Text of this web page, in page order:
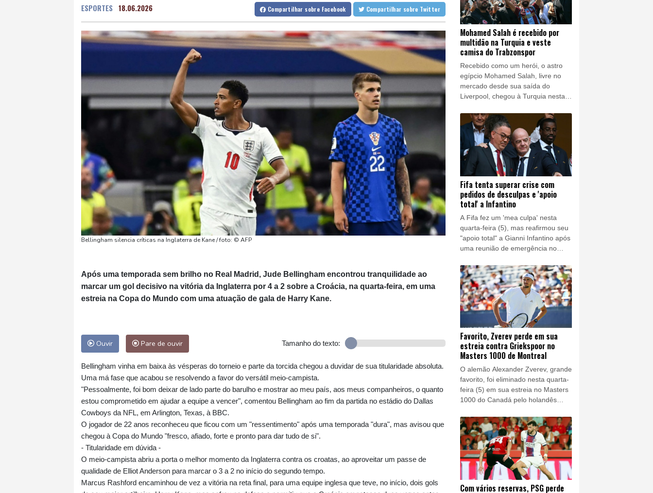
Filhote de hipopótamo da colônia de Escobar morre após ser resgatado na Colômbia
Parte de um foguete da SpaceX colidiu com a Lua, segundo cientistas
Chega ao fim erupção do Vulcão de Fogo na Guatemala, após evacuação em massa
ESPORTES 18.06.2026 Compartilhar sobre Facebook Compartilhar sobre Twitter
Bellingham silencia críticas na Inglaterra de Kane / foto: © AFP
Após uma temporada sem brilho no Real Madrid, Jude Bellingham encontrou tranquilidade ao
marcar um gol decisivo na vitória da Inglaterra por 4 a 2 sobre a Croácia, na quarta-feira, em uma
estreia na Copa do Mundo com uma atuação de gala de Harry Kane.
Ouvir Pare de ouvir Tamanho do texto:
Bellingham vinha em baixa às vésperas do torneio e parte da torcida chegou a duvidar de sua titularidade absoluta.
Uma má fase que acabou se resolvendo a favor do versátil meio-campista.
"Pessoalmente, foi bom deixar de lado parte do barulho e mostrar ao meu país, aos meus companheiros, o quanto
estou comprometido em ajudar a equipe a vencer", comentou Bellingham ao fim da partida no estádio do Dallas
Cowboys da NFL, em Arlington, Texas, à BBC.
O jogador de 22 anos reconheceu que ficou com um "ressentimento" após uma temporada "dura", mas avisou que
chegou à Copa do Mundo "fresco, afiado, forte e pronto para dar tudo de si".
- Titularidade em dúvida -
O meio-campista abriu a porta o melhor momento da Inglaterra contra os croatas, ao aproveitar um passe de
qualidade de Elliot Anderson para marcar o 3 a 2 no início do segundo tempo.
Marcus Rashford encaminhou de vez a vitória na reta final, para uma equipe inglesa que teve, no início, dois gols
Mohamed Salah é recebido por
multidão na Turquia e veste
camisa do Trabzonspor
Recebido como um herói, o astro
egípcio Mohamed Salah, livre no
mercado desde sua saída do
Liverpool, chegou à Turquia nesta
Trabzonspor, que o convenceu
oferecendo um contrato de quase
20 milhões de dólares por
temporada (cerca de R$ 103
milhões na cotação atual).
Fifa tenta superar crise com
pedidos de desculpas e 'apoio
total' a Infantino
A Fifa fez um 'mea culpa' nesta
quarta-feira (5), mas reafirmou seu
"apoio total" a Gianni Infantino após
uma reunião de emergência no
desencadeada pelas críticas ao
projeto, que acabou sendo
abandonado, de abrir a instituição
ao investimento privado.
Favorito, Zverev perde em sua
estreia contra Griekspoor no
Masters 1000 de Montreal
O alemão Alexander Zverev, grande
favorito, foi eliminado nesta quarta-
feira (5) em sua estreia no Masters
1000 do Canadá pelo holandês
com parciais de 6-7 (7/3), 6-2 e 6-4
na segunda rodada.
Com vários reservas, PSG perde